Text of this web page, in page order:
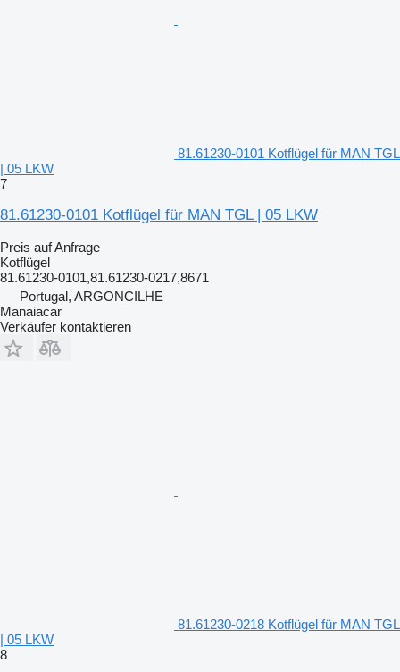
81.61230-0101 Kotflügel für MAN TGL
| 05 LKW
7
81.61230-0101 Kotflügel für MAN TGL | 05 LKW
Preis auf Anfrage
Kotflügel
81.61230-0101,81.61230-0217,8671
Portugal, ARGONCILHE
Manaiacar
Verkäufer kontaktieren
81.61230-0218 Kotflügel für MAN TGL
| 05 LKW
8